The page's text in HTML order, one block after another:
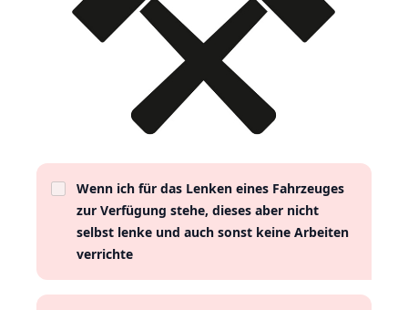
Wenn ich für das Lenken eines Fahrzeuges
zur Verfügung stehe, dieses aber nicht
selbst lenke und auch sonst keine Arbeiten
verrichte